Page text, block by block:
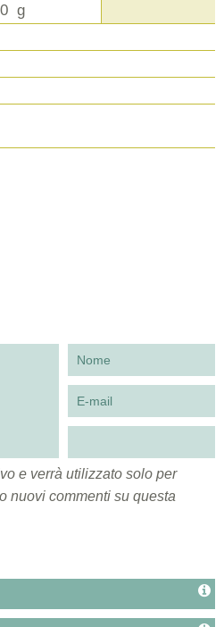
g
e verrà utilizzato solo per
nuovi commenti su questa